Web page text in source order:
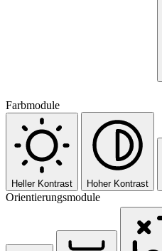
Farbmodule
Heller Kontrast Hoher Kontrast
Orientierungsmodule